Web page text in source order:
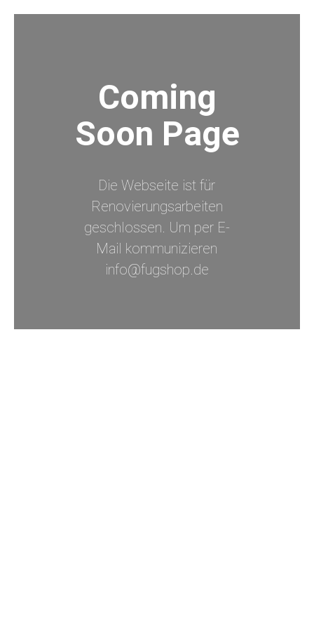
Coming
Soon Page
Die Webseite ist für
Renovierungsarbeiten
geschlossen. Um per E-
Mail kommunizieren
info@fugshop.de